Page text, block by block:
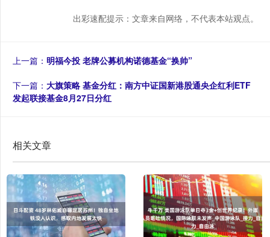
出彩速配提示：文章来自网络，不代表本站观点。
上一篇： 明福今投 老牌公募机构诺德基金“换帅”
下一篇： 大旗策略 基金分红：南方中证国新港股通央企红利ETF
发起联接基金8月27日分红
相关文章